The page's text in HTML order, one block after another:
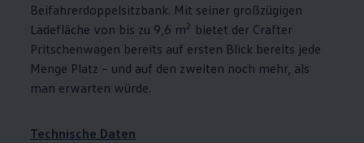
Beifahrerdoppelsitzbank. Mit seiner großzügigen
Ladefläche von bis zu 9,6 m2 bietet der Crafter
Pritschenwagen bereits auf ersten Blick bereits jede
Menge Platz – und auf den zweiten noch mehr, als
man erwarten würde.
Technische Daten